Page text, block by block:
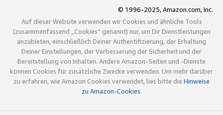
© 1996-2025, Amazon.com, Inc.
Auf dieser Website verwenden wir Cookies und ähnliche Tools
(zusammenfassend „Cookies“ genannt) nur, um Dir Dienstleistungen
anzubieten, einschließlich Deiner Authentifizierung, der Erhaltung
Deiner Einstellungen, der Verbesserung der Sicherheit und der
Bereitstellung von Inhalten. Andere Amazon-Seiten und -Dienste
können Cookies für zusätzliche Zwecke verwenden. Um mehr darüber
zu erfahren, wie Amazon Cookies verwendet, lies bitte die Hinweise
zu Amazon-Cookies.